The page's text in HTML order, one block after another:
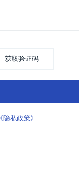
获取验证码
《隐私政策》